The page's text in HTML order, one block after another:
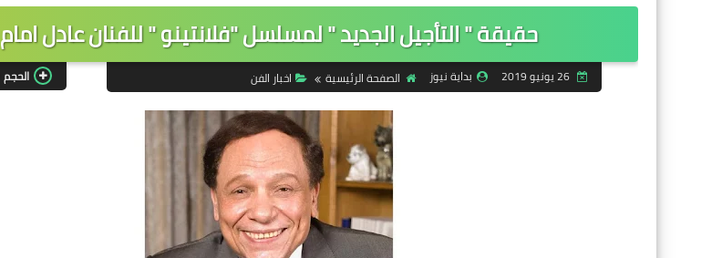
حقيقة " التأجيل الجديد " لمسلسل "فلانتينو " للفنان عادل امام
26 يونيو 2019 بداية نيوز الصفحة الرئيسية اخبار الفن الحجم